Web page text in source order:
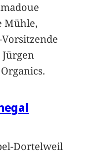
Mühle,
Dortelweil